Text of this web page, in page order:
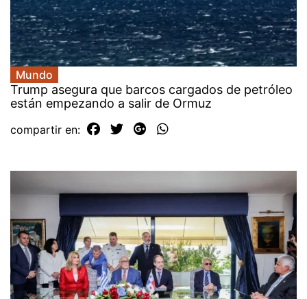
Mundo
Trump asegura que barcos cargados de petróleo
están empezando a salir de Ormuz
compartir en: